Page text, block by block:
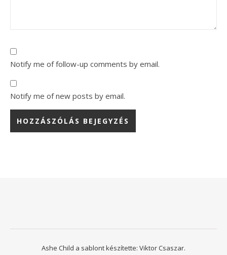
Notify me of follow-up comments by email.
Notify me of new posts by email.
Ashe Child a sablont készítette: Viktor Csaszar.